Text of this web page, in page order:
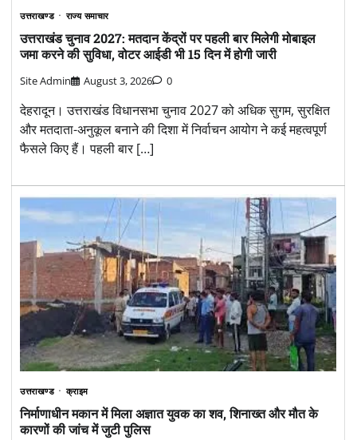
उत्तराखण्ड राज्य समाचार
उत्तराखंड चुनाव 2027: मतदान केंद्रों पर पहली बार मिलेगी मोबाइल
जमा करने की सुविधा, वोटर आईडी भी 15 दिन में होगी जारी
Site Admin August 3, 2026 0
देहरादून। उत्तराखंड विधानसभा चुनाव 2027 को अधिक सुगम, सुरक्षित
और मतदाता-अनुकूल बनाने की दिशा में निर्वाचन आयोग ने कई महत्वपूर्ण
फैसले किए हैं। पहली बार […]
उत्तराखण्ड क्राइम
निर्माणाधीन मकान में मिला अज्ञात युवक का शव, शिनाख्त और मौत के
कारणों की जांच में जुटी पुलिस